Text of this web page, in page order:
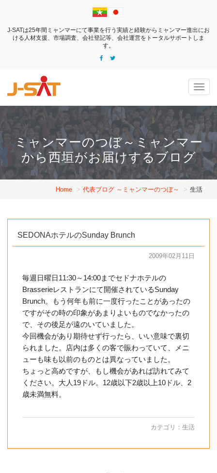
J-SATは25年間ミャンマーにて事業を行う実績と経験からミャンマー進出にお
ける 人材支援、市場調査、会社登記等、会社運営をトータルサポートしま
す。
ミャンマーのつぼ～ミャンマー
から西垣がお届けするブログ
Home 代表ブログ ～ミャンマーのつぼ～ 生活
SEDONAホテルのSunday Brunch
2009年02月11日
毎週日曜日11:30～14:00までセドナホテルの
Brasserieレストランにて開催されているSunday
Brunch。もう何年も前に一度行ったことがあったの
ですがその時の印象があまりよいものでなかったの
で、その後足が遠のいていました。
今回機会があり期待せず行ったら、いい意味で裏切
られました。店内は多くの客で賑わっていて、メニ
ューも味も以前のものとは異なっていました。
ちょっと高めですが、もし機会があれば訪れてみて
ください。大人19ドル。12歳以下2歳以上10ドル、2
歳未満無料。
カテゴリ： 生活